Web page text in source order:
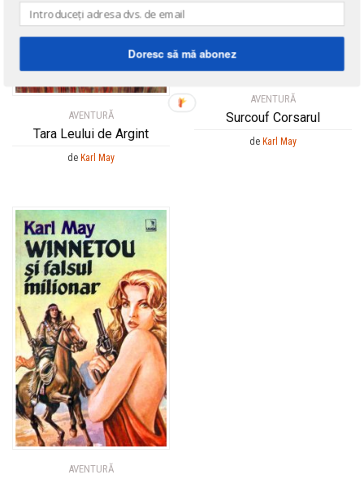
AVENTURĂ
Tara Leului de Argint
de Karl May
AVENTURĂ
Surcouf Corsarul
de Karl May
AVENTURĂ
Doresc să mă abonez